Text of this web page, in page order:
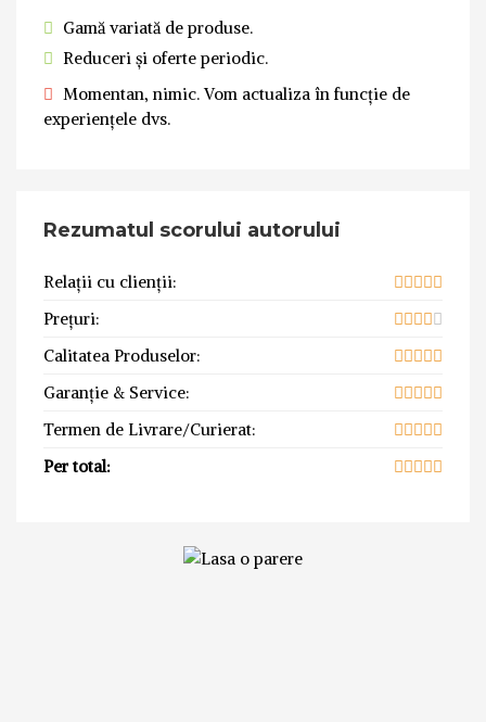
Gamă variată de produse.
Reduceri și oferte periodic.
Momentan, nimic. Vom actualiza în funcție de
experiențele dvs.
Rezumatul scorului autorului
Relații cu clienții:
Prețuri:
Calitatea Produselor:
Garanție & Service:
Termen de Livrare/Curierat:
Per total: